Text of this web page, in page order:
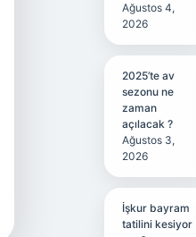
Ağustos 4,
2026
2025’te av
sezonu ne
zaman
açılacak ?
Ağustos 3,
2026
İşkur bayram
tatilini kesiyor